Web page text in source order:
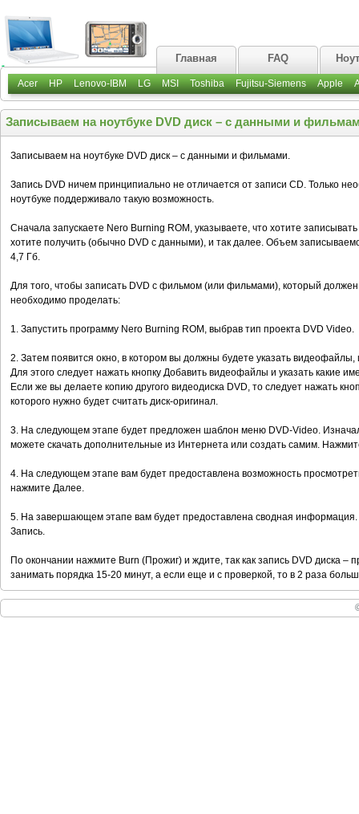
Главная FAQ
Acer HP Lenovo-IBM LG MSI Toshiba Fujitsu-Siemens Apple
Записываем на ноутбуке DVD диск – с данными и
Записываем на ноутбуке DVD диск – с данными и фильмами.
Запись DVD ничем принципиально не отличается от записи CD. Только
ноутбуке поддерживало такую возможность.
Сначала запускаете Nero Burning ROM, указываете, что хотите
хотите получить (обычно DVD с данными), и так далее. Объем
4,7 Гб.
Для того, чтобы записать DVD с фильмом (или фильмами), который
необходимо проделать:
1. Запустить программу Nero Burning ROM, выбрав тип проекта DVD Video.
2. Затем появится окно, в котором вы должны будете указать
Для этого следует нажать кнопку Добавить видеофайлы и указать какие
Если же вы делаете копию другого видеодиска DVD, то следует нажать
которого нужно будет считать диск-оригинал.
3. На следующем этапе будет предложен шаблон меню DVD-Video.
можете скачать дополнительные из Интернета или создать самим.
4. На следующем этапе вам будет предоставлена возможность
нажмите Далее.
5. На завершающем этапе вам будет предоставлена сводная информация.
Запись.
По окончании нажмите Burn (Прожиг) и ждите, так как запись DVD диска
занимать порядка 15-20 минут, а если еще и с проверкой, то в 2 раза